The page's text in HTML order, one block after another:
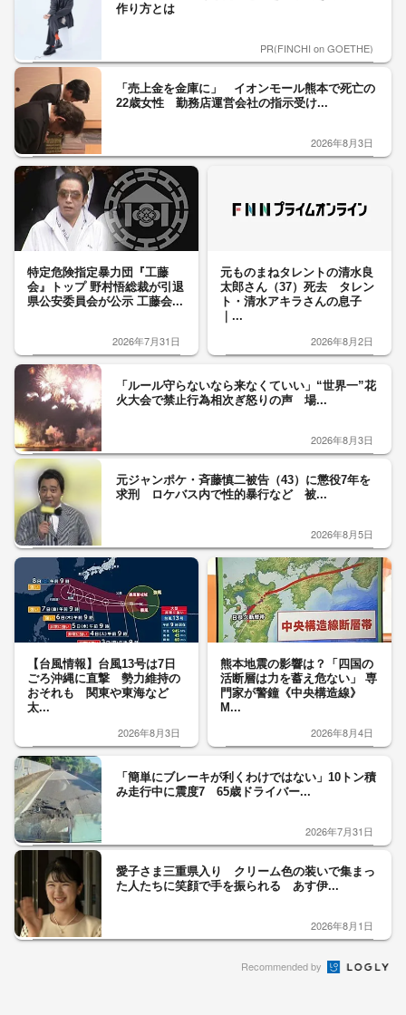
作り方とは
PR(FINCHI on GOETHE)
「売上金を金庫に」 イオンモール熊本で死亡の
22歳女性 勤務店運営会社の指示受け...
2026年8月3日
特定危険指定暴力団『工藤
会』トップ 野村悟総裁が引退
県公安委員会が公示 工藤会...
2026年7月31日
元ものまねタレントの清水良
太郎さん（37）死去 タレン
ト・清水アキラさんの息子
｜...
2026年8月2日
「ルール守らないなら来なくていい」“世界一”花
火大会で禁止行為相次ぎ怒りの声 場...
2026年8月3日
元ジャンポケ・斉藤慎二被告（43）に懲役7年を
求刑 ロケバス内で性的暴行など 被...
2026年8月5日
【台風情報】台風13号は7日
ごろ沖縄に直撃 勢力維持の
おそれも 関東や東海など
太...
2026年8月3日
熊本地震の影響は？「四国の
活断層は力を蓄え危ない」 専
門家が警鐘《中央構造線》
M...
2026年8月4日
「簡単にブレーキが利くわけではない」10トン積
み走行中に震度7 65歳ドライバー...
2026年7月31日
愛子さま三重県入り クリーム色の装いで集まっ
た人たちに笑顔で手を振られる あす伊...
2026年8月1日
Recommended by